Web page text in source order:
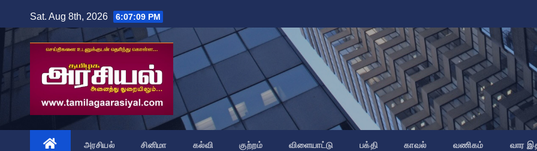
to
content
Sat. Aug 8th, 2026 6:07:10 PM
அரசியல் சினிமா கல்வி குற்றம் விளையாட்டு பக்தி காவல் வணிகம் வார